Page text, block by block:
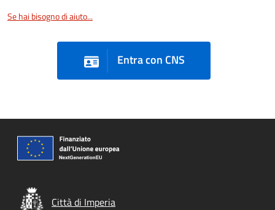
Se hai bisogno di aiuto...
Entra con CNS
Città di Imperia